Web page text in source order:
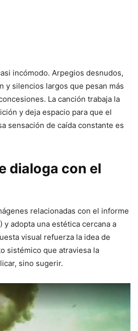
incómodo. Arpegios desnudos,
y silencios largos que pesan más
La canción trabaja la
y deja espacio para que el
sensación de caída constante es
dialoga con el
relacionadas con el informe
y adopta una estética cercana a
visual refuerza la idea de
sistémico que atraviesa la
sino sugerir.